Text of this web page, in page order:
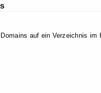
auf ein Verzeichnis